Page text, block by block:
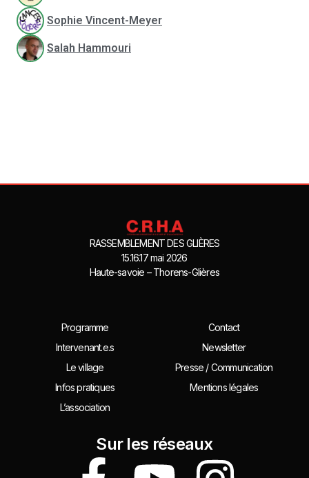
Sophie Vincent-Meyer
Salah Hammouri
RASSEMBLEMENT DES GLIÈRES
15.16.17 mai 2026
Haute-savoie – Thorens-Glières
Programme
Intervenant.e.s
Le village
Infos pratiques
L’association
Contact
Newsletter
Presse / Communication
Mentions légales
Sur les réseaux